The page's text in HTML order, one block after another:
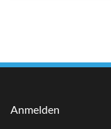
Anmelden